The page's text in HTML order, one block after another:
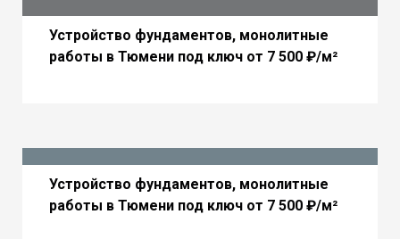
Устройство фундаментов, монолитные
работы в Тюмени под ключ от 7 500 ₽/м²
Устройство фундаментов, монолитные
работы в Тюмени под ключ от 7 500 ₽/м²